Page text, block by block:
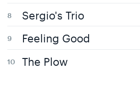
Sergio's Trio
Feeling Good
The Plow